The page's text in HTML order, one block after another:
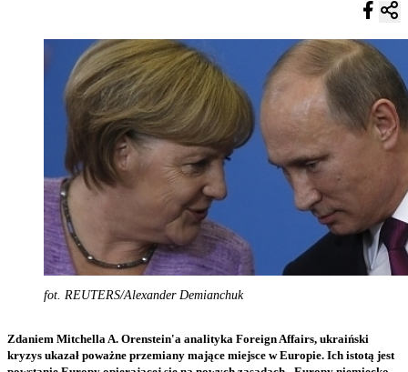
fot. REUTERS/Alexander Demianchuk
Zdaniem Mitchella A. Orenstein'a analityka Foreign Affairs, ukraiński
kryzys ukazał poważne przemiany mające miejsce w Europie. Ich istotą jest